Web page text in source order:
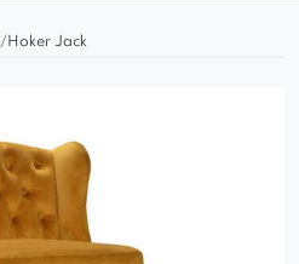
/ Hoker Jack